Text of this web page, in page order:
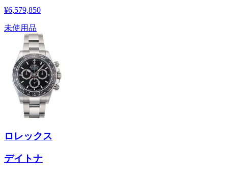
¥6,579,850
未使用品
ロレックス
デイトナ